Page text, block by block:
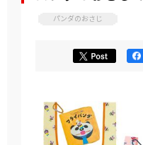
パンダのおさじ